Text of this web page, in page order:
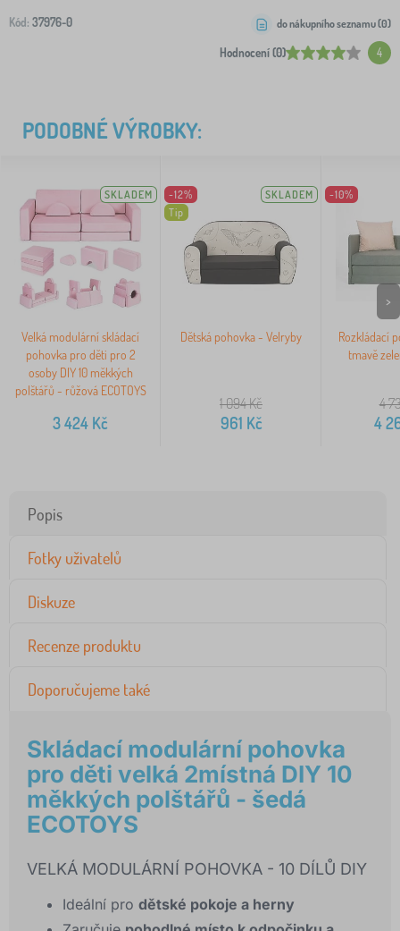
Kód: 37976-0
Hodnocení (0) 4
do nákupního seznamu (0)
PODOBNÉ VÝROBKY:
SKLADEM
Velká modulární skládací
pohovka pro děti pro 2
osoby DIY 10 měkkých
polštářů - růžová ECOTOYS
3 424 Kč
-12%
Tip
SKLADEM
Dětská pohovka - Velryby
1 094Kč
961 Kč
-10%
Rozkládací
tmavě
4
4
>
Popis
Fotky uživatelů
Diskuze
Recenze produktu
Doporučujeme také
Skládací modulární pohovka
pro děti velká 2místná DIY 10
měkkých polštářů - šedá
ECOTOYS
VELKÁ MODULÁRNÍ POHOVKA - 10 DÍLŮ DIY
Ideální pro dětské pokoje a herny